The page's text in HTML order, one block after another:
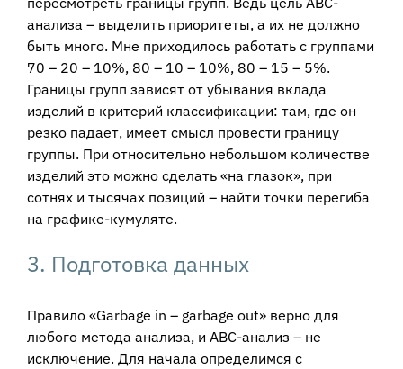
анализа – выделить приоритеты, а их не должно
быть много. Мне приходилось работать с группами
70 – 20 – 10%, 80 – 10 – 10%, 80 – 15 – 5%.
Границы групп зависят от убывания вклада
изделий в критерий классификации: там, где он
резко падает, имеет смысл провести границу
группы. При относительно небольшом количестве
изделий это можно сделать «на глазок», при
сотнях и тысячах позиций – найти точки перегиба
на графике-кумуляте.
3. Подготовка данных
Правило «Garbage in – garbage out» верно для
любого метода анализа, и АВС-анализ – не
исключение. Для начала определимся с